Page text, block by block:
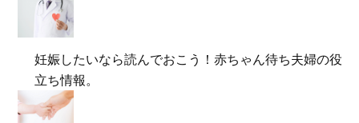
妊娠したいなら読んでおこう！赤ちゃん待ち夫婦の役
立ち情報。